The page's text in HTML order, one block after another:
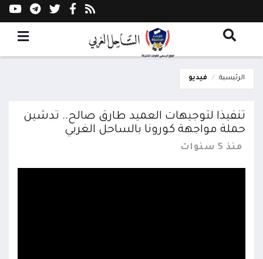
الرئيسية فيديو
تنفيذا لتوجيهات العميد طارق صالح.. تدشين
حملة مواجهة كورونا بالساحل الغربي
منذ 5 سنوات